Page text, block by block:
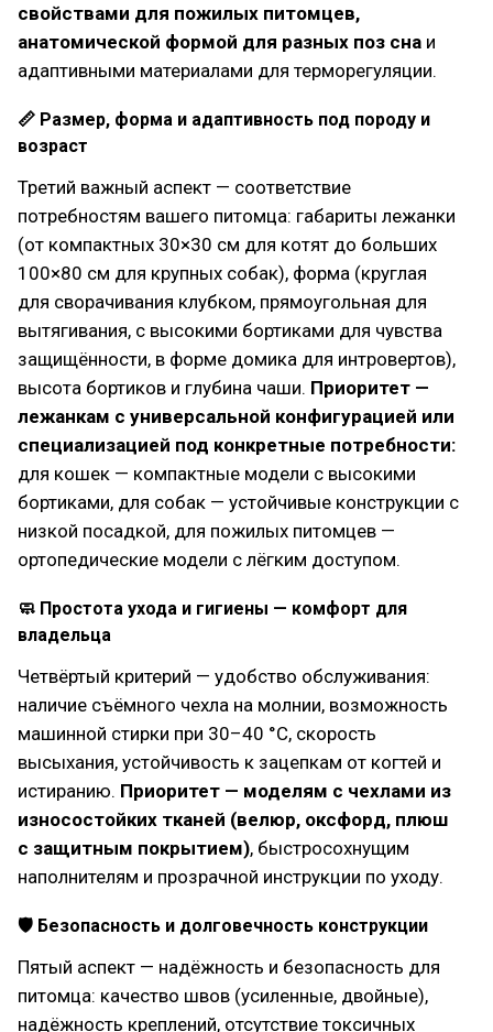
свойствами для пожилых питомцев,
анатомической формой для разных поз сна и
адаптивными материалами для терморегуляции.
📏 Размер, форма и адаптивность под породу и
возраст
Третий важный аспект — соответствие
потребностям вашего питомца: габариты лежанки
(от компактных 30×30 см для котят до больших
100×80 см для крупных собак), форма (круглая
для сворачивания клубком, прямоугольная для
вытягивания, с высокими бортиками для чувства
защищённости, в форме домика для интровертов),
высота бортиков и глубина чаши. Приоритет —
лежанкам с универсальной конфигурацией или
специализацией под конкретные потребности:
для кошек — компактные модели с высокими
бортиками, для собак — устойчивые конструкции с
низкой посадкой, для пожилых питомцев —
ортопедические модели с лёгким доступом.
🧼 Простота ухода и гигиены — комфорт для
владельца
Четвёртый критерий — удобство обслуживания:
наличие съёмного чехла на молнии, возможность
машинной стирки при 30–40 °C, скорость
высыхания, устойчивость к зацепкам от когтей и
истиранию. Приоритет — моделям с чехлами из
износостойких тканей (велюр, оксфорд, плюш
с защитным покрытием), быстросохнущим
наполнителям и прозрачной инструкции по уходу.
🛡 Безопасность и долговечность конструкции
Пятый аспект — надёжность и безопасность для
питомца: качество швов (усиленные, двойные),
надёжность креплений, отсутствие токсичных